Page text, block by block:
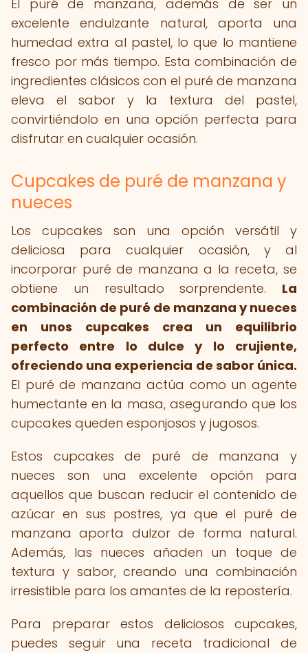
El puré de manzana, además de ser un
excelente endulzante natural, aporta una
humedad extra al pastel, lo que lo mantiene
fresco por más tiempo. Esta combinación de
ingredientes clásicos con el puré de manzana
eleva el sabor y la textura del pastel,
convirtiéndolo en una opción perfecta para
disfrutar en cualquier ocasión.
Cupcakes de puré de manzana y
nueces
Los cupcakes son una opción versátil y
deliciosa para cualquier ocasión, y al
incorporar puré de manzana a la receta, se
obtiene un resultado sorprendente. La
combinación de puré de manzana y nueces
en unos cupcakes crea un equilibrio
perfecto entre lo dulce y lo crujiente,
ofreciendo una experiencia de sabor única.
El puré de manzana actúa como un agente
humectante en la masa, asegurando que los
cupcakes queden esponjosos y jugosos.
Estos cupcakes de puré de manzana y
nueces son una excelente opción para
aquellos que buscan reducir el contenido de
azúcar en sus postres, ya que el puré de
manzana aporta dulzor de forma natural.
Además, las nueces añaden un toque de
textura y sabor, creando una combinación
irresistible para los amantes de la repostería.
Para preparar estos deliciosos cupcakes,
puedes seguir una receta tradicional de